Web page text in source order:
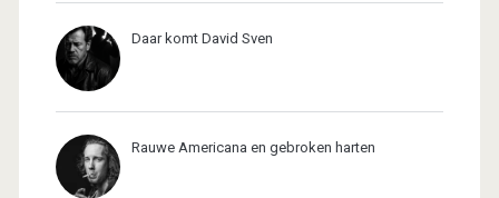
Daar komt David Sven
Rauwe Americana en gebroken harten